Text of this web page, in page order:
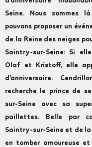
Seine. Nous sommes
pouvons proposer un
de la Reine des neiges
Saintry-sur-Seine: Si
Olaf et Kristoff, elle
d'anniversaire.
recherche le prince de
sur-Seine avec sa
paillettes. Belle par
Saintry-sur-Seine et de
en tomber amoureuse